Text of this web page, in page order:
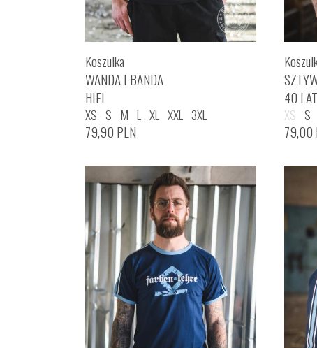
Koszulka
WANDA I BANDA
HIFI
XS S M L XL XXL 3XL
79,90 PLN
40 LAT
XS S
79,00